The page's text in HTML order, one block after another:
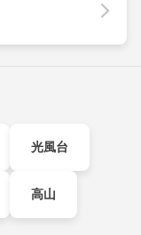
光風台
高山